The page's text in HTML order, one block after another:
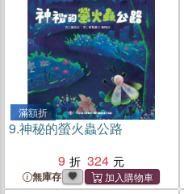
滿額折
9.神秘的螢火蟲公路
9
324
無庫存